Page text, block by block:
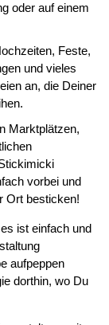
oder auf einem
Feste,
und vieles
an, die Deiner
Marktplätzen,
vorbei und
Ort besticken!
ist einfach und
aufpeppen
dorthin, wo Du